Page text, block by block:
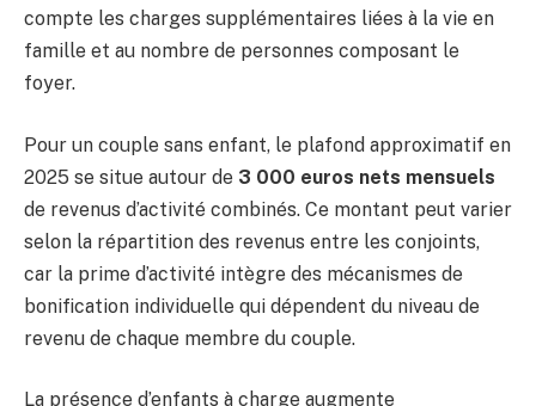
compte les charges supplémentaires liées à la vie en
famille et au nombre de personnes composant le
foyer.
Pour un couple sans enfant, le plafond approximatif en
2025 se situe autour de 3 000 euros nets mensuels
de revenus d’activité combinés. Ce montant peut varier
selon la répartition des revenus entre les conjoints,
car la prime d’activité intègre des mécanismes de
bonification individuelle qui dépendent du niveau de
revenu de chaque membre du couple.
La présence d’enfants à charge augmente